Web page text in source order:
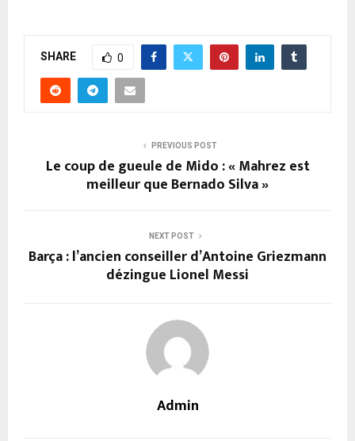
SHARE 0
PREVIOUS POST
Le coup de gueule de Mido : « Mahrez est
meilleur que Bernado Silva »
NEXT POST
Barça : l’ancien conseiller d’Antoine Griezmann
dézingue Lionel Messi
Admin